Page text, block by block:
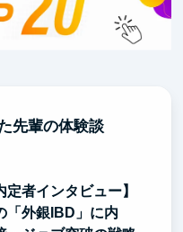
先輩の体験談
定者インタビュー】
「外銀IBD」に内